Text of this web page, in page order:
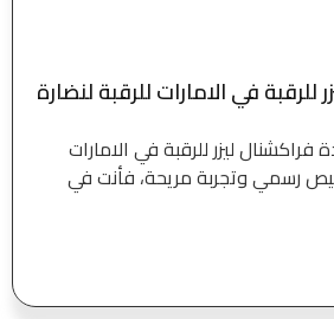
للرقبة في الامارات للرقبة لنضارة
ليزر للرقبة في الامارات
رسمي وتجربة مريحة، فأنت في